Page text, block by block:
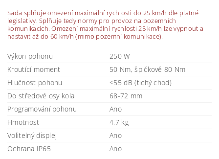
Sada splňuje omezení maximální rychlosti do 25 km/h dle platné
legislativy. Splňuje tedy normy pro provoz na pozemních
komunikacích. Omezení maximální rychlosti 25 km/h lze vypnout a
nastavit až do 60 km/h (mimo pozemní komunikace).
Výkon pohonu
250 W
Kroutící moment
50 Nm, špičkově 80 Nm
Hlučnost pohonu
<55 dB (tichý chod)
Do středové osy kola
68-72 mm
Programování pohonu
Ano
Hmotnost
4,7 kg
Volitelný displej
Ano
Ochrana IP65
Ano